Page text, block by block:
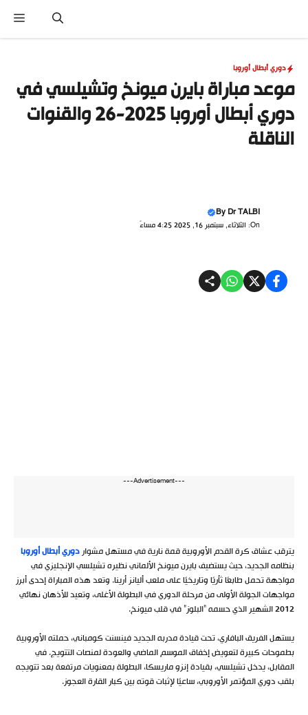
المحتوى
دوري أبطال أوروبا
موعد مباراة بايرن ميونخ وتشيلسي في
دوري أبطال أوروبا 2025-26 والقنوات
الناقلة
ByDr TALBI
On: الثلاثاء, سبتمبر 16, 2025 4:25 مساءً
---Advertisement---
يترقب عشاق كرة القدم الأوروبية قمة نارية في مستهل مشواردوري أبطال أوروبا
بنظامه الجديد، حيث يستضيف بايرن ميونخ الألماني نظيره تشيلسي الإنجليزي في
مواجهة تحمل طابعًا ثأريًا وتاريخيًا على ملعب أليانز أرينا. وتعد هذه المباراة إحدى أبرز
مواجهات الجولة الأولى من مرحلة الدوري في البطولة الأغلى، وتعيد للأذهان نهائي
2012 الشهير الذي حسمه “البلوز” في قلب ميونخ.
يستهل الفريق البافاري، تحت قيادة مدربه الجديد فينسنت كومباني، حملته الأوروبية
بطموحات كبيرة لتعويض إخفاق الموسم الماضي والعودة لمنصات التتويج. في
المقابل، يدخل تشيلسي، بقيادة إنزو ماريسكا، البطولة بمعنويات مرتفعة بعد تتويجه
بلقب دوري المؤتمر الأوروبي، ساعيًا لإثبات قوته بين كبار القارة العجوز.